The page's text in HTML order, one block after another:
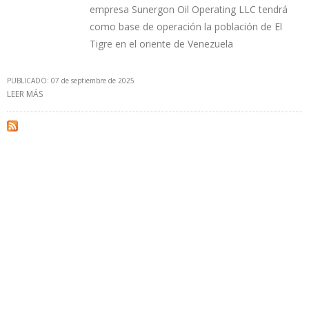
empresa Sunergon Oil Operating LLC tendrá
como base de operación la población de El
Tigre en el oriente de Venezuela
PUBLICADO: 07 de septiembre de 2025
LEER MÁS